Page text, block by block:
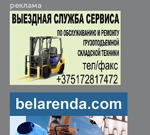
реклама